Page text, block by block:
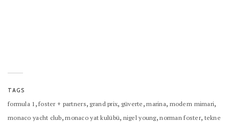
TAGS
formula 1 ,foster + partners, grand prix, güverte ,marina, modern mimari,
monaco yacht club,monaco yat kulübü, nigel young,norman foster, tekne